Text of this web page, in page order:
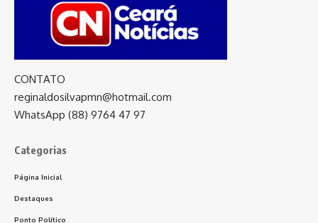
CONTATO
reginaldosilvapmn@hotmail.com
WhatsApp (88) 9764 47 97
Categorias
Página Inicial
Destaques
Ponto Político